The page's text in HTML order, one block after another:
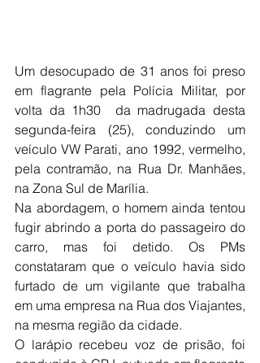
Um desocupado de 31 anos foi preso
em flagrante pela Polícia Militar, por
volta da 1h30  da madrugada desta
segunda-feira (25), conduzindo um
veículo VW Parati, ano 1992, vermelho,
pela contramão, na Rua Dr. Manhães,
na Zona Sul de Marília.
Na abordagem, o homem ainda tentou
fugir abrindo a porta do passageiro do
carro, mas foi detido. Os PMs
constataram que o veículo havia sido
furtado de um vigilante que trabalha
em uma empresa na Rua dos Viajantes,
na mesma região da cidade.
O larápio recebeu voz de prisão, foi